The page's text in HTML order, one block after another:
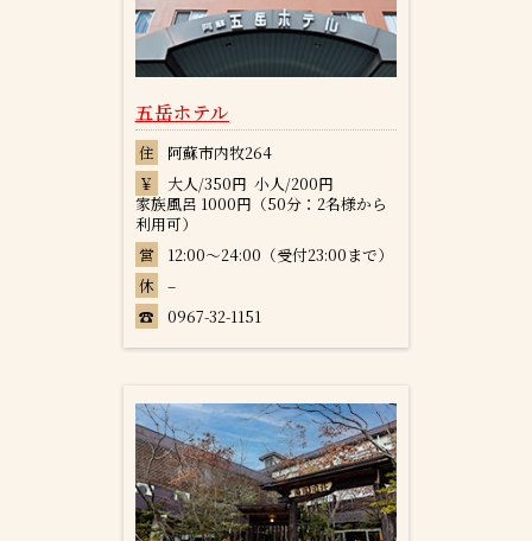
五岳ホテル
住
阿蘇市内牧264
￥
大人/350円 小人/200円
家族風呂 1000円（50分：2名様から
利用可）
営
12:00～24:00（受付23:00まで）
休
–
☎
0967-32-1151